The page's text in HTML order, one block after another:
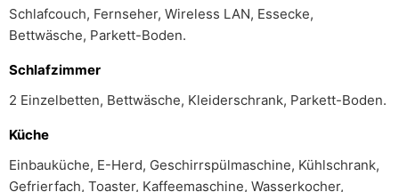
Schlafcouch, Fernseher, Wireless LAN, Essecke,
Bettwäsche, Parkett-Boden.
Schlafzimmer
2 Einzelbetten, Bettwäsche, Kleiderschrank, Parkett-Boden.
Küche
Einbauküche, E-Herd, Geschirrspülmaschine, Kühlschrank,
Gefrierfach, Toaster, Kaffeemaschine, Wasserkocher,